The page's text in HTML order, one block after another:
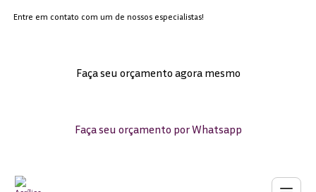
Entre em contato com um de nossos especialistas!
Faça seu orçamento agora mesmo
Faça seu orçamento por Whatsapp